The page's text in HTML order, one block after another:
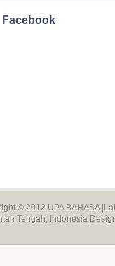
Facebook
© 2012 UPA BAHASA
Tengah, Indonesia